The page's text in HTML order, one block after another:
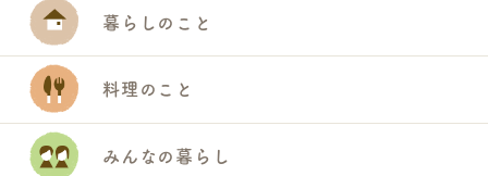
暮らしのこと
料理のこと
みんなの暮らし